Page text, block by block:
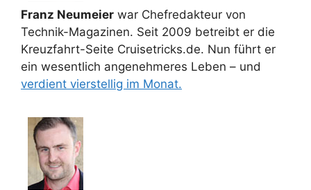
Franz Neumeier war Chefredakteur von
Technik-Magazinen. Seit 2009 betreibt er die
Kreuzfahrt-Seite Cruisetricks.de. Nun führt er
ein wesentlich angenehmeres Leben – und
verdient vierstellig im Monat.